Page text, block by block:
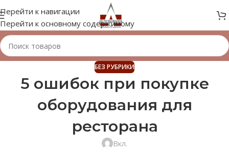
Перейти к навигации
Перейти к основному содержимому
БЕЗ РУБРИКИ
5 ошибок при покупке
оборудования для
ресторана
Вкл.